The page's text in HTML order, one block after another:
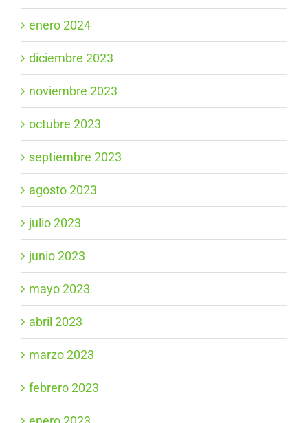
enero 2024
diciembre 2023
noviembre 2023
octubre 2023
septiembre 2023
agosto 2023
julio 2023
junio 2023
mayo 2023
abril 2023
marzo 2023
febrero 2023